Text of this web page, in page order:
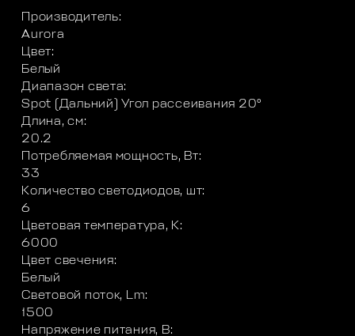
Производитель:
Aurora
Цвет:
Белый
Диапазон света:
Spot (Дальний) Угол рассеивания 20°
Длина, см:
20.2
Потребляемая мощность, Вт:
33
Количество светодиодов, шт:
6
Цветовая температура, K:
6000
Цвет свечения:
Белый
Световой поток, Lm:
1500
Напряжение питания, В: